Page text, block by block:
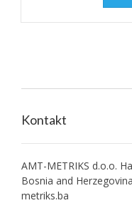
Kontakt
AMT-METRIKS d.o.o.
Bosnia and
metriks.ba